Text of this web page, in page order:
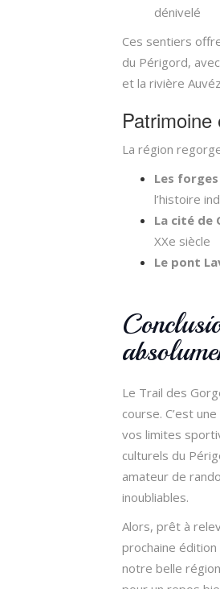
dénivelé
Ces sentiers
du Périgord,
et la rivière
La région
Les
l’histoire
La cité de
XXe siècle
Le pont
Le Trail des
course. C’est
vos limites
culturels du
amateur de
inoubliables.
Alors, prêt à
prochaine
notre belle